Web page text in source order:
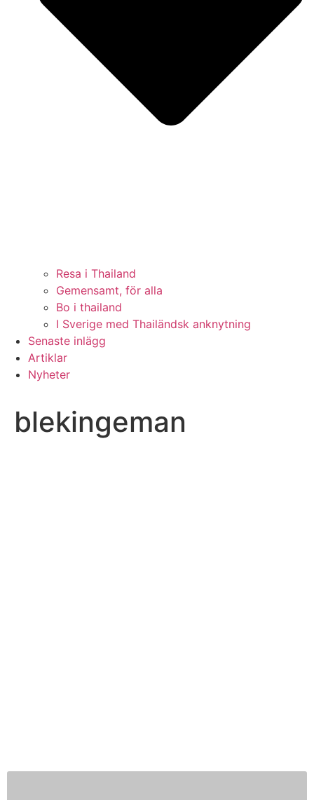
Resa i Thailand
Gemensamt, för alla
Bo i thailand
I Sverige med Thailändsk anknytning
Senaste inlägg
Artiklar
Nyheter
blekingeman